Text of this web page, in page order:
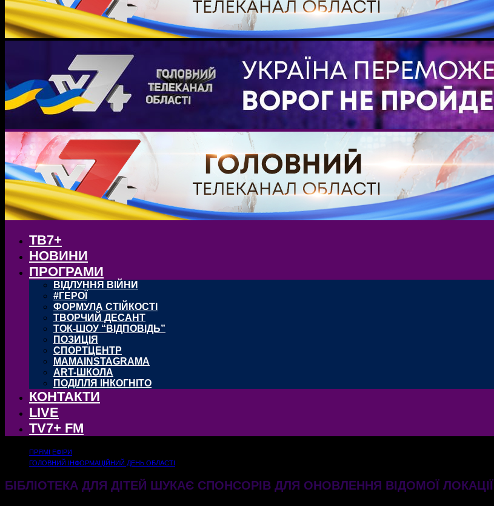
ТВ7+
НОВИНИ
ПРОГРАМИ
ВІДЛУННЯ ВІЙНИ
#ГЕРОЇ
ФОРМУЛА СТІЙКОСТІ
ТВОРЧИЙ ДЕСАНТ
ТОК-ШОУ “ВІДПОВІДЬ”
ПОЗИЦІЯ
СПОРТЦЕНТР
MAMAINSTAGRAMA
ART-ШКОЛА
ПОДІЛЛЯ ІНКОГНІТО
КОНТАКТИ
LIVE
TV7+ FM
ПРЯМІ ЕФІРИ
ГОЛОВНИЙ ІНФОРМАЦІЙНИЙ ДЕНЬ ОБЛАСТІ
БІБЛІОТЕКА ДЛЯ ДІТЕЙ ШУКАЄ СПОНСОРІВ ДЛЯ ОНОВЛЕННЯ ВІДОМОЇ ЛОКАЦІЇ